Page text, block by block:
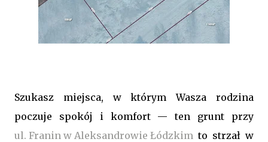
Szukasz miejsca, w którym Wasza rodzina
poczuje spokój i komfort — ten grunt przy
ul. Franin w Aleksandrowie Łódzkim to strzał w